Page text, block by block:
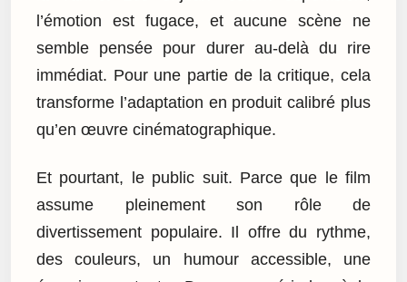
l’émotion est fugace, et aucune scène ne
semble pensée pour durer au-delà du rire
immédiat. Pour une partie de la critique, cela
transforme l’adaptation en produit calibré plus
qu’en œuvre cinématographique.
Et pourtant, le public suit. Parce que le film
assume pleinement son rôle de
divertissement populaire. Il offre du rythme,
des couleurs, un humour accessible, une